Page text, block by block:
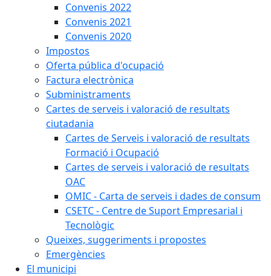
Convenis 2022
Convenis 2021
Convenis 2020
Impostos
Oferta pública d'ocupació
Factura electrònica
Subministraments
Cartes de serveis i valoració de resultats
ciutadania
Cartes de Serveis i valoració de resultats
Formació i Ocupació
Cartes de serveis i valoració de resultats
OAC
OMIC - Carta de serveis i dades de consum
CSETC - Centre de Suport Empresarial i
Tecnològic
Queixes, suggeriments i propostes
Emergències
El municipi